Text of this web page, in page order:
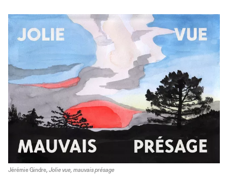
Jérémie Gindre, Jolie vue, mauvais présage